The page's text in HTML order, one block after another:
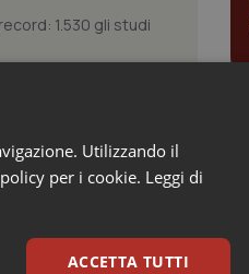
1.530 gli studi
118, liste
presidente della
Utilizzando il
per i cookie. Leggi di
ACCETTA TUTTI